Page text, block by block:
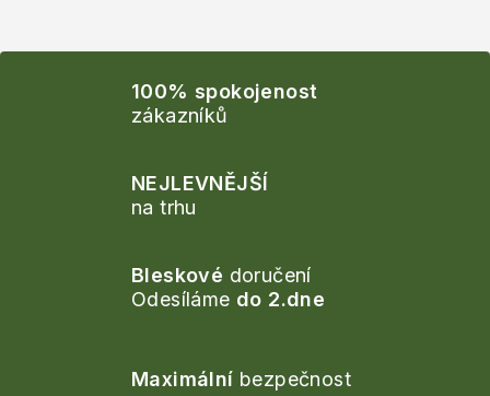
100% spokojenost
zákazníků
NEJLEVNĚJŠÍ
na trhu
Bleskové doručení
Odesíláme do 2.dne
Maximální bezpečnost